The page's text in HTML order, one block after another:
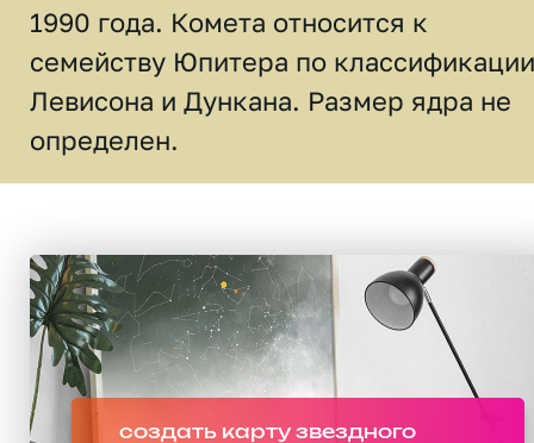
1990 года. Комета относится к
семейству Юпитера по классификации
Левисона и Дункана. Размер ядра не
определен.
создать карту звездного